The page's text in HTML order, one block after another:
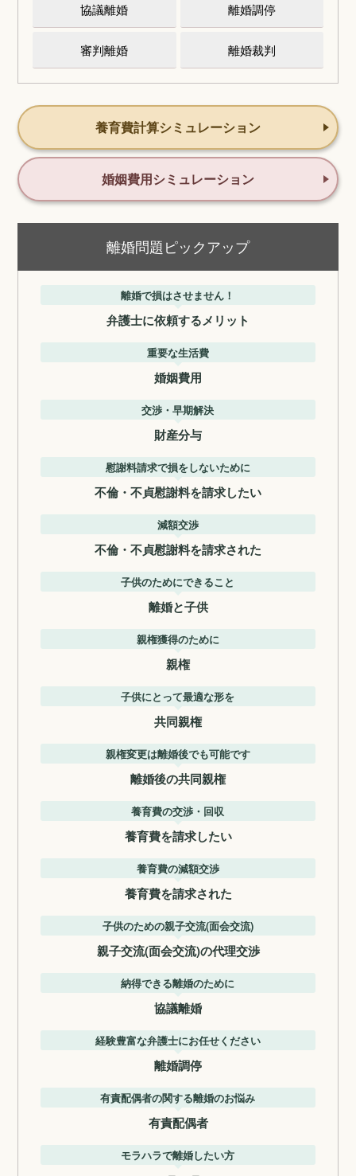
協議離婚 離婚調停
審判離婚 離婚裁判
養育費計算シミュレーション
婚姻費用シミュレーション
離婚問題ピックアップ
離婚で損はさせません！
弁護士に依頼するメリット
重要な生活費
婚姻費用
交渉・早期解決
財産分与
慰謝料請求で損をしないために
不倫・不貞慰謝料を請求したい
減額交渉
不倫・不貞慰謝料を請求された
子供のためにできること
離婚と子供
親権獲得のために
親権
子供にとって最適な形を
共同親権
親権変更は離婚後でも可能です
離婚後の共同親権
養育費の交渉・回収
養育費を請求したい
養育費の減額交渉
養育費を請求された
子供のための親子交流(面会交流)
親子交流(面会交流)の代理交渉
納得できる離婚のために
協議離婚
経験豊富な弁護士にお任せください
離婚調停
有責配偶者の関する離婚のお悩み
有責配偶者
モラハラで離婚したい方